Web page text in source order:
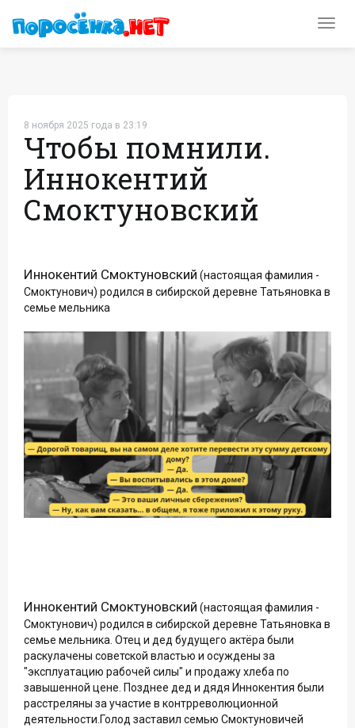
8 ноября 2025 года в 23:19
Чтобы помнили.
Иннокентий
Смоктуновский
Иннокентий Смоктуновский (настоящая фамилия -
Смоктунович) родился в сибирской деревне Татьяновка в
семье мельника
Иннокентий Смоктуновский (настоящая фамилия -
Смоктунович) родился в сибирской деревне Татьяновка в
семье мельника. Отец и дед будущего актёра были
раскулачены советской властью и осуждены за
"эксплуатацию рабочей силы" и продажу хлеба по
завышенной цене. Позднее дед и дядя Иннокентия были
расстреляны за участие в контрреволюционной
деятельности.Голод заставил семью Смоктуновичей